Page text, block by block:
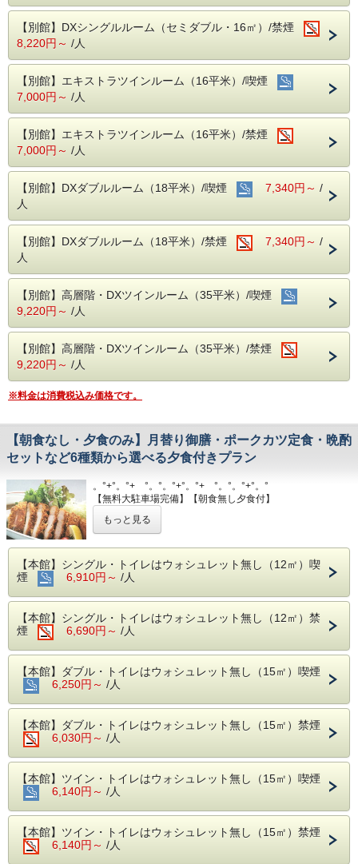
入ください。
チェックインより前に空室が出れば移動い
・禁煙部屋をご希望の方で喫煙部屋を予約さ
れた場合、事前にオゾン脱臭機で脱臭対応を
（受付は当日お昼１２時迄にご予約された
分。タバコ臭が全て取れる訳ではないことを
ご了承下さい。）
全泊分のご予約を一度にお取り出来なかった
場合は、備考欄に「〇日も別で予約済」とご
なります。（同じ客室タイプの予約に限りま
す）
【自社サイト限定！チェックアウト１２：０
０まで無料】
トをご希望の方は、事前にご連絡を頂きます
ることが出来ないこともございます。）
○和食処「きくすい」全席掘りごたつ式
営業時間：昼・11:30〜15:00（ラストオー
ダー14:00）
夜・17:00〜21:00（ラストオー
ダー20:00）
定休日：毎週水曜日、12月31日
※臨時休業日もございます。お問い合わせ
☆宿泊者特典：ご夕食が10％割引！（一部
メニューを除く）
○カトルセゾン
・昼 11:30〜15:00、ラストオーダー
14:00
内容：洋食
※昼食は月曜定休日、他臨時休
業あり
【別館】DXシングルルーム（セミダブル・16㎡）/禁煙
8,220円～ /人
【別館】エキストラツインルーム（16平米）/喫煙
7,000円～ /人
【別館】エキストラツインルーム（16平米）/禁煙
7,000円～ /人
【別館】DXダブルルーム（18平米）/喫煙 7,340円～ /
人
【別館】DXダブルルーム（18平米）/禁煙 7,340円～ /
人
【別館】高層階・DXツインルーム（35平米）/喫煙
9,220円～ /人
【別館】高層階・DXツインルーム（35平米）/禁煙
9,220円～ /人
※料金は消費税込み価格です。
【朝食なし・夕食のみ】月替り御膳・ポークカツ定食・晩酌
セットなど6種類から選べる夕食付きプラン
。°+°。°+ °。°。°+°。°+ °。°。°+°。°
【無料大駐車場完備】【朝食無し夕食付】
。°+°。°+ °。°。°+°。°+ °。°。°+°。°
『宿泊当日の夕食は欲しいけど、翌日の朝食はいらないな
～。』
そんな方にピッタリのプランです♪
※１９:５０までに先にチェックイン手続きをお願いい
たします。
（１７：００〜２１：００、ラストオーダー２０：
００ 毎週水曜定休日、その他臨時休業日あり）
・青山料理長が好きな晩酌セット（生ビール１杯セッ
ト）
・きくすい特別定食（品数が多くて女性にも大人気！
・滋養豚カツ定食（ガッツリ派におすすめ！）
☆追加のメニューは殆どが１０％割引！
☆夕食メニューは、予告なく変更や完売になる場合
がございます。
【客室】
・音に敏感な方やウォシュレット付トイレをご希望の
もっと見る
【本館】シングル・トイレはウォシュレット無し（12㎡）喫
煙
6,910円～ /人
【本館】シングル・トイレはウォシュレット無し（12㎡）禁
煙
6,690円～ /人
【本館】ダブル・トイレはウォシュレット無し（15㎡）喫煙
6,250円～ /人
【本館】ダブル・トイレはウォシュレット無し（15㎡）禁煙
6,030円～ /人
【本館】ツイン・トイレはウォシュレット無し（15㎡）喫煙
6,140円～ /人
【本館】ツイン・トイレはウォシュレット無し（15㎡）禁煙
6,140円～ /人